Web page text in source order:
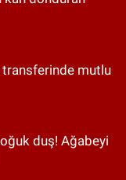
transferinde mutlu
duş! Ağabeyi